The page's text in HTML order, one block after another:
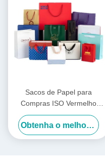
Sacos de Papel para
Compras ISO Vermelho
Roxo Roupas Sacolas de
Compras Logotipo
Personalizado
Obtenha o melhor preço